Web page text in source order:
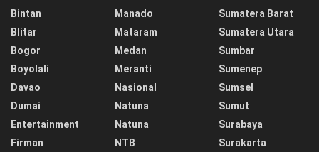
Bintan
Blitar
Bogor
Boyolali
Davao
Dumai
Entertainment
Firman
Manado
Mataram
Medan
Meranti
Nasional
Natuna
Natuna
NTB
Sumatera Barat
Sumatera Utara
Sumbar
Sumenep
Sumsel
Sumut
Surabaya
Surakarta